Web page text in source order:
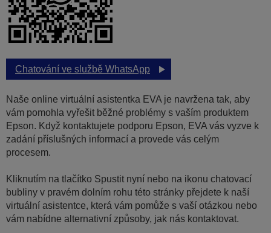
Chatování ve službě WhatsApp
Naše online virtuální asistentka EVA je navržena tak, aby
vám pomohla vyřešit běžné problémy s vaším produktem
Epson. Když kontaktujete podporu Epson, EVA vás vyzve k
zadání příslušných informací a provede vás celým
procesem.
Kliknutím na tlačítko Spustit nyní nebo na ikonu chatovací
bubliny v pravém dolním rohu této stránky přejdete k naší
virtuální asistentce, která vám pomůže s vaší otázkou nebo
vám nabídne alternativní způsoby, jak nás kontaktovat.